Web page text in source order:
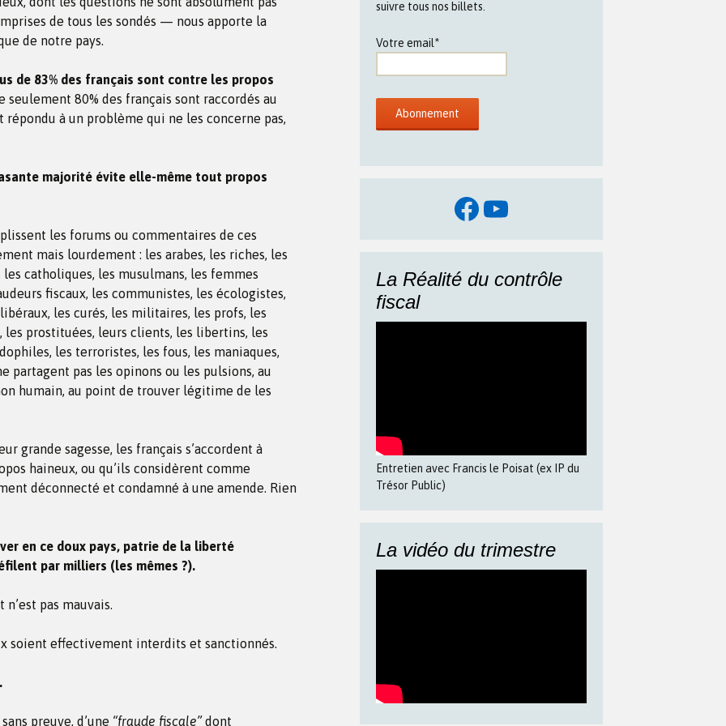
de tous les sondés — nous apporte la
de notre pays.
de 83% des français sont contre les propos
seulement 80% des français sont raccordés au
à un problème qui ne les concerne pas,
majorité évite elle-même tout propos
les forums ou commentaires de ces
mais lourdement : les arabes, les riches, les
catholiques, les musulmans, les femmes
fiscaux, les communistes, les écologistes,
les curés, les militaires, les profs, les
les prostituées, leurs clients, les libertins, les
les terroristes, les fous, les maniaques,
partagent pas les opinons ou les pulsions, au
humain, au point de trouver légitime de les
grande sagesse, les français s’accordent à
haineux, ou qu’ils considèrent comme
déconnecté et condamné à une amende. Rien
en ce doux pays, patrie de la liberté
par milliers (les mêmes ?).
pas mauvais.
soient effectivement interdits et sanctionnés.
preuve, d’une “fraude fiscale”dont
suivre tous nos billets.
Votre email*
Facebook
YouTube
La Réalité du contrôle
fiscal
Entretien avec Francis le Poisat (ex IP du
Trésor Public)
La vidéo du trimestre